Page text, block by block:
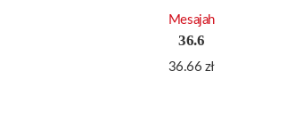
36.6
36.66 zł
Mesajah